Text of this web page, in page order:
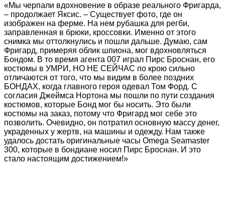
«Мы черпали вдохновение в образе реального Фригарда,
– продолжает Яксис. – Существует фото, где он
изображен на ферме. На нем рубашка для регби,
заправленная в брюки, кроссовки. Именно от этого
снимка мы оттолкнулись и пошли дальше. Думаю, сам
Фригард, примеряя облик шпиона, мог вдохновляться
Бондом. В то время агента 007 играл Пирс Броснан, его
костюмы в УМРИ, НО НЕ СЕЙЧАС по крою сильно
отличаются от того, что мы видим в более поздних
БОНДАХ, когда главного героя одевал Том Форд. С
согласия Джеймса Нортона мы пошли по пути создания
костюмов, которые Бонд мог бы носить. Это были
костюмы на заказ, потому что Фригард мог себе это
позволить. Очевидно, он потратил основную массу денег,
украденных у жертв, на машины и одежду. Нам также
удалось достать оригинальные часы Omega Seamaster
300, которые в бондиане носил Пирс Броснан. И это
стало настоящим достижением!»